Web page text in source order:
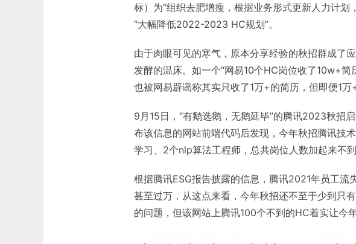
标）为“组织去肥增瘦，根据业务形式更新人力计划
“大幅降低2022-2023 HC规划”。
由于肉眼可见的寒气，原本分享经验的秋招群成了
发酵的温床。如一个“网易10个HC岗位收了10w+
也被网易辟谣称其实只收了1万+的简历，但即便1万
9月15日，“有鹅选鹅，无鹅延毕”的腾讯2023秋招
布该信息的网站前端代码后发现，今年秋招腾讯技
学习、2个nlp算法工程师，总共岗位人数加起来不到
根据腾讯ESG报告披露的信息，腾讯2021年员工流
甚至过万，从这点来看，今年秋招还不至于少到只
的问题，但该网站上腾讯100个不到的HC着实让今